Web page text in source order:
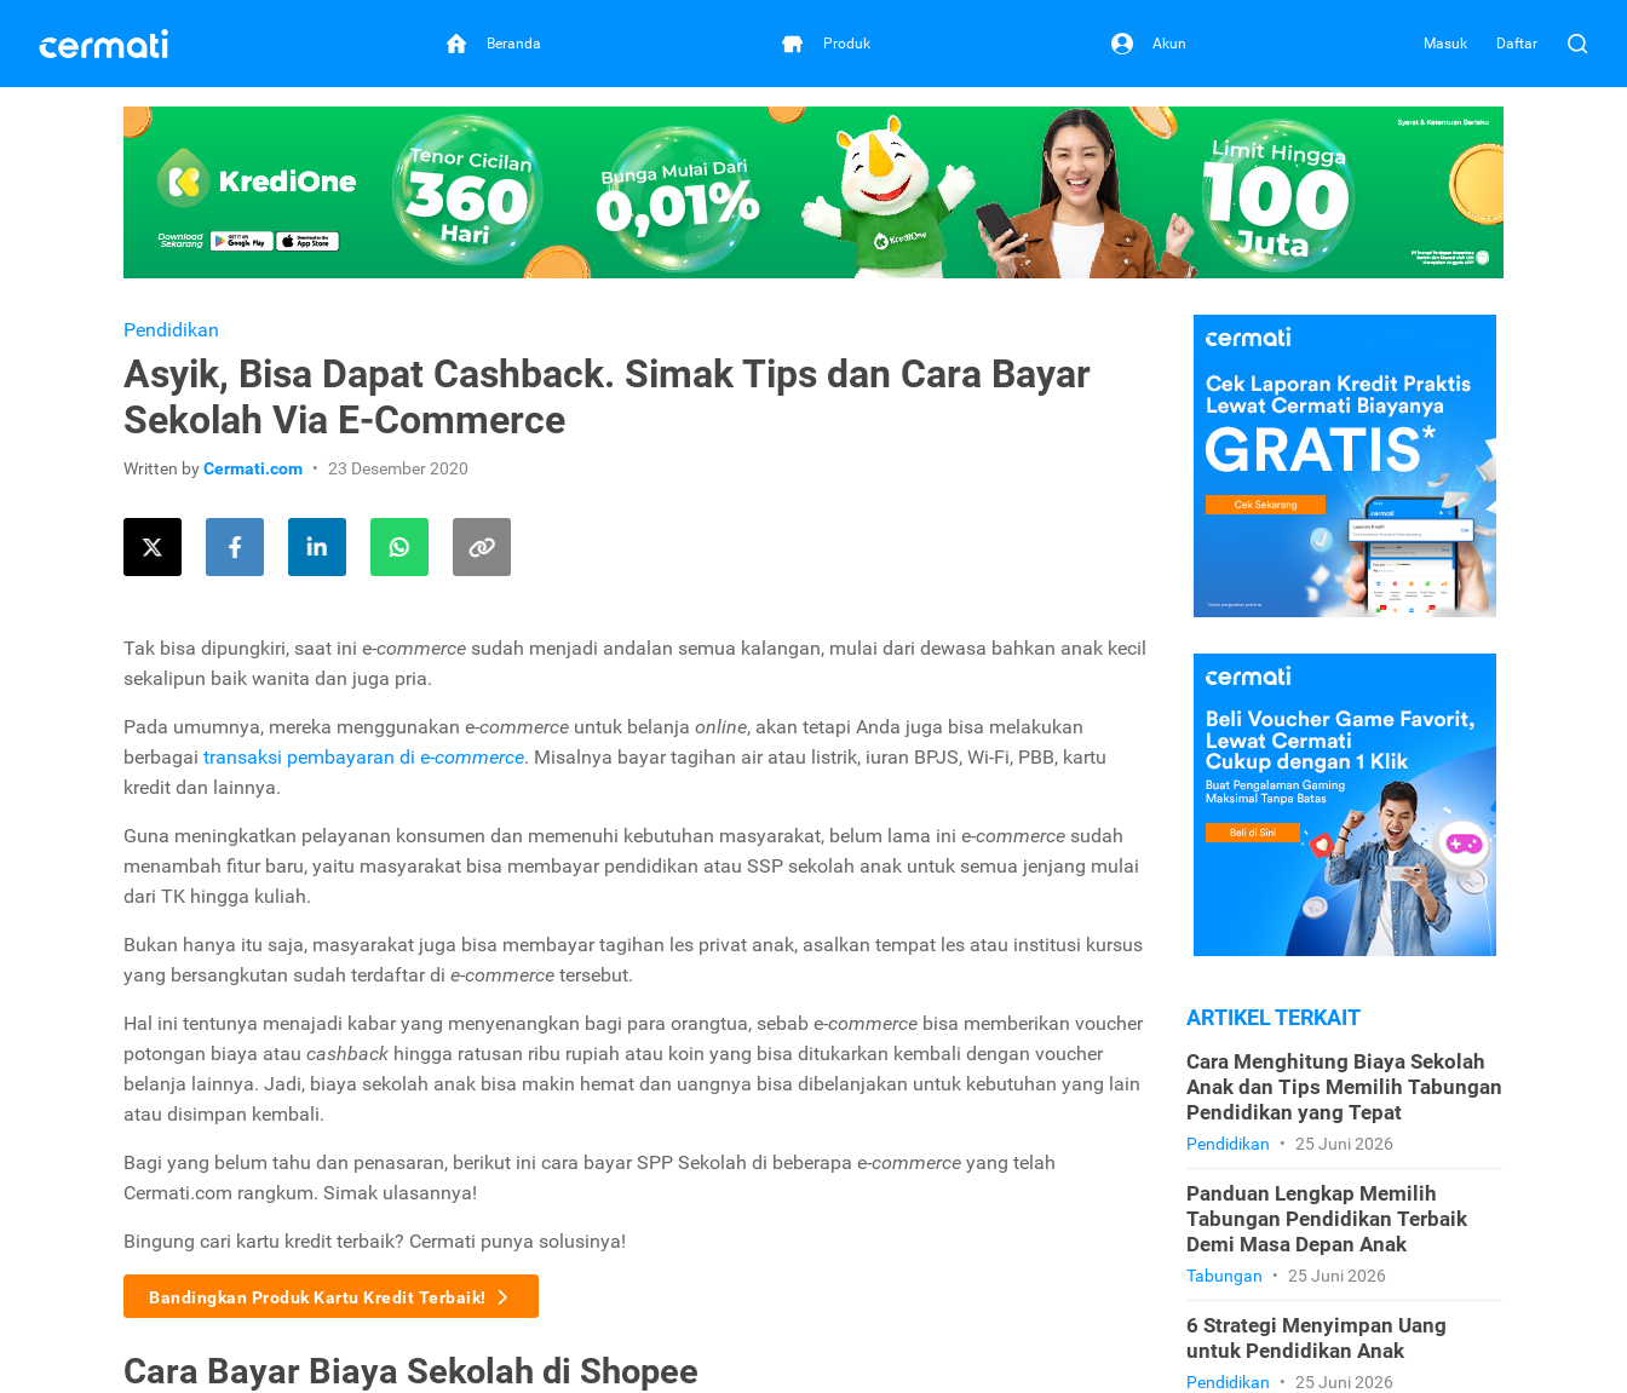
Beranda Produk Akun Masuk Daftar
Pendidikan
Asyik, Bisa Dapat Cashback. Simak Tips dan Cara Bayar
Sekolah Via E-Commerce
Written byCermati.com 23 Desember 2020
Tak bisa dipungkiri, saat ini e-commerce sudah menjadi andalan semua kalangan, mulai dari dewasa bahkan anak kecil
sekalipun baik wanita dan juga pria.
Pada umumnya, mereka menggunakan e-commerce untuk belanja online, akan tetapi Anda juga bisa melakukan
berbagai transaksi pembayaran di e-commerce. Misalnya bayar tagihan air atau listrik, iuran BPJS, Wi-Fi, PBB, kartu
kredit dan lainnya.
Guna meningkatkan pelayanan konsumen dan memenuhi kebutuhan masyarakat, belum lama ini e-commerce sudah
menambah fitur baru, yaitu masyarakat bisa membayar pendidikan atau SSP sekolah anak untuk semua jenjang mulai
dari TK hingga kuliah.
Bukan hanya itu saja, masyarakat juga bisa membayar tagihan les privat anak, asalkan tempat les atau institusi kursus
yang bersangkutan sudah terdaftar di e-commerce tersebut.
Hal ini tentunya menajadi kabar yang menyenangkan bagi para orangtua, sebab e-commerce bisa memberikan voucher
potongan biaya atau cashback hingga ratusan ribu rupiah atau koin yang bisa ditukarkan kembali dengan voucher
belanja lainnya. Jadi, biaya sekolah anak bisa makin hemat dan uangnya bisa dibelanjakan untuk kebutuhan yang lain
atau disimpan kembali.
Bagi yang belum tahu dan penasaran, berikut ini cara bayar SPP Sekolah di beberapa e-commerce yang telah
Cermati.com rangkum. Simak ulasannya!
Bingung cari kartu kredit terbaik? Cermati punya solusinya!
Bandingkan Produk Kartu Kredit Terbaik!
Cara Bayar Biaya Sekolah di Shopee
ARTIKEL TERKAIT
Cara Menghitung Biaya Sekolah
Anak dan Tips Memilih Tabungan
Pendidikan yang Tepat
Pendidikan • 25 Juni 2026
Panduan Lengkap Memilih
Tabungan Pendidikan Terbaik
Demi Masa Depan Anak
Tabungan • 25 Juni 2026
6 Strategi Menyimpan Uang
untuk Pendidikan Anak
Pendidikan • 25 Juni 2026